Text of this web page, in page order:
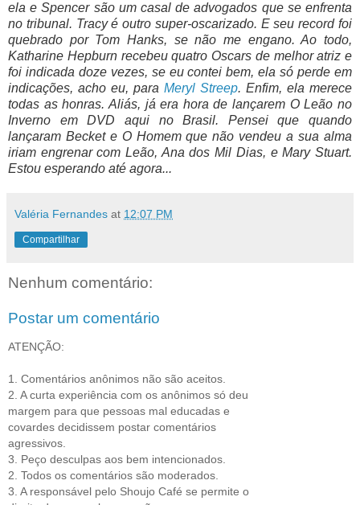
ela e Spencer são um casal de advogados que se enfrenta
no tribunal. Tracy é outro super-oscarizado. E seu record foi
quebrado por Tom Hanks, se não me engano. Ao todo,
Katharine Hepburn recebeu quatro Oscars de melhor atriz e
foi indicada doze vezes, se eu contei bem, ela só perde em
indicações, acho eu, para Meryl Streep. Enfim, ela merece
todas as honras. Aliás, já era hora de lançarem O Leão no
Inverno em DVD aqui no Brasil. Pensei que quando
lançaram Becket e O Homem que não vendeu a sua alma
iriam engrenar com Leão, Ana dos Mil Dias, e Mary Stuart.
Estou esperando até agora...
Valéria Fernandes at 12:07 PM
Compartilhar
Nenhum comentário:
Postar um comentário
ATENÇÃO:
1. Comentários anônimos não são aceitos.
2. A curta experiência com os anônimos só deu
margem para que pessoas mal educadas e
covardes decidissem postar comentários
agressivos.
3. Peço desculpas aos bem intencionados.
2. Todos os comentários são moderados.
3. A responsável pelo Shoujo Café se permite o